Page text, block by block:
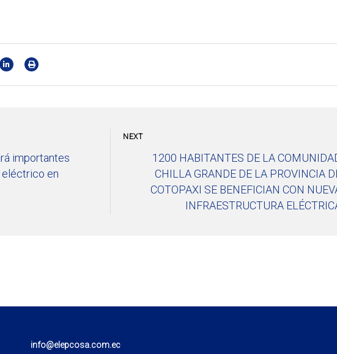
importantes
en
NEXT
1200 HABITANTES DE LA
CHILLA GRANDE DE LA PROVINCIA
COTOPAXI SE BENEFICIAN CON
INFRAESTRUCTURA
info@elepcosa.com.ec